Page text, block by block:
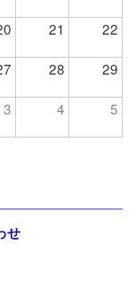
21 22
28 29
3 4 5
せ